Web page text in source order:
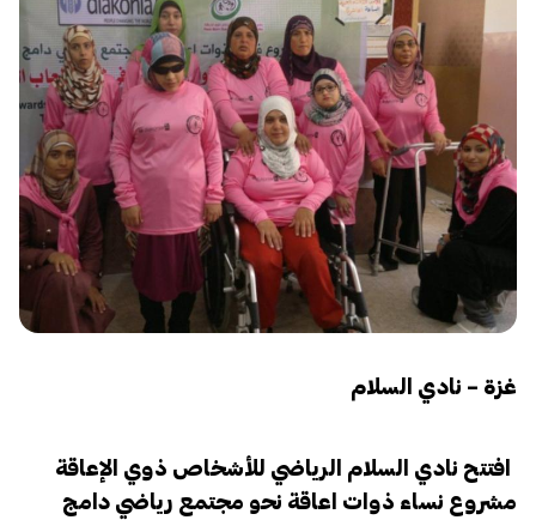
غزة – نادي السلام
افتتح نادي السلام الرياضي للأشخاص ذوي الإعاقة
مشروع نساء ذوات اعاقة نحو مجتمع رياضي دامج